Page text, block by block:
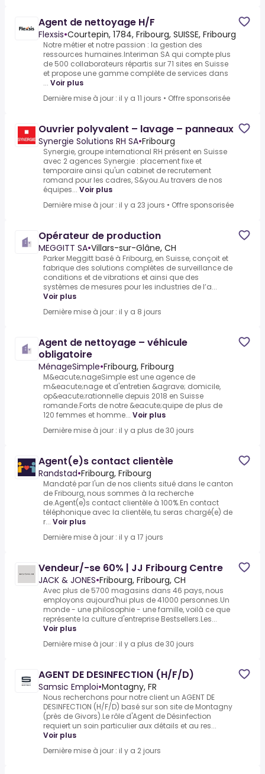
Agent de nettoyage H/F
Flexsis•Courtepin, 1784, Fribourg, SUISSE, Fribourg
Notre métier et notre passion : la gestion des
ressources humaines.Interiman SA qui compte plus
de 500 collaborateurs répartis sur 71 sites en Suisse
et propose une gamme complète de services dans
... Voir plus
Dernière mise à jour : il y a 11 jours • Offre sponsorisée
Ouvrier polyvalent – lavage – panneaux
Synergie Solutions RH SA•Fribourg
Synergie, groupe international RH présent en Suisse
avec 2 agences Synergie : placement fixe et
temporaire ainsi qu'un cabinet de recrutement
romand pour les cadres, S&you.Au travers de nos
équipes... Voir plus
Dernière mise à jour : il y a 23 jours • Offre sponsorisée
Opérateur de production
MEGGITT SA•Villars-sur-Glâne, CH
Parker Meggitt basé à Fribourg, en Suisse, conçoit et
fabrique des solutions complètes de surveillance de
conditions et de vibrations et ainsi que des
systèmes de mesures pour les industries de l’a...
Voir plus
Dernière mise à jour : il y a 8 jours
Agent de nettoyage – véhicule
obligatoire
MénageSimple•Fribourg, Fribourg
M&eacute;nageSimple est une agence de
m&eacute;nage et d'entretien &agrave; domicile,
op&eacute;rationnelle depuis 2018 en Suisse
romande.Forts de notre &eacute;quipe de plus de
120 femmes et homme... Voir plus
Dernière mise à jour : il y a plus de 30 jours
Agent(e)s contact clientèle
Randstad•Fribourg, Fribourg
Mandaté par l'un de nos clients situé dans le canton
de Fribourg, nous sommes à la recherche
de.Agent(e)s contact clientèle à 100%.En contact
téléphonique avec la clientèle, tu seras chargé(e) de
r... Voir plus
Dernière mise à jour : il y a 17 jours
Vendeur/-se 60% | JJ Fribourg Centre
JACK & JONES•Fribourg, Fribourg, CH
Avec plus de 5700 magasins dans 46 pays, nous
employons aujourd'hui plus de 41000 personnes.Un
monde - une philosophie - une famille, voilà ce que
représente la culture d'entreprise Bestsellers.Les...
Voir plus
Dernière mise à jour : il y a plus de 30 jours
AGENT DE DESINFECTION (H/F/D)
Samsic Emploi•Montagny, FR
Nous recherchons pour notre client un AGENT DE
DESINFECTION (H/F/D) basé sur son site de Montagny
(près de Givors).Le rôle d'Agent de Désinfection
requiert un soin particulier aux détails et au res...
Voir plus
Dernière mise à jour : il y a 2 jours